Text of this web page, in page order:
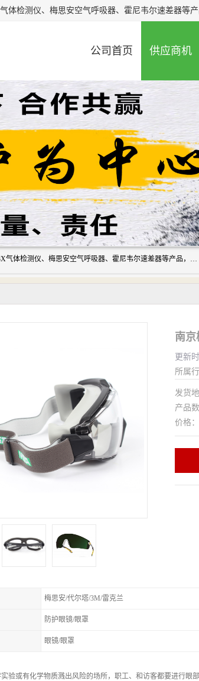
公司首页 供应商机
北京中创汇安科贸有限公司专业生产救援三脚架、天鹰4X气体检测仪、梅思安空气呼吸器、霍尼韦尔速差器等产品，品质保障，价格合理，欢迎在线致电咨询。
南京
更新
所属行
发货
产品
价格：
梅思安/代尔塔/3M/雷克兰
防护眼镜/眼罩
眼镜/眼罩
验或有化学物质溅出风险的场所，职工、和访客都要进行眼